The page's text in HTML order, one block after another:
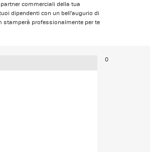
commerciali della tua
dipendenti con un bell'augurio di
stamperà professionalmente per te
0